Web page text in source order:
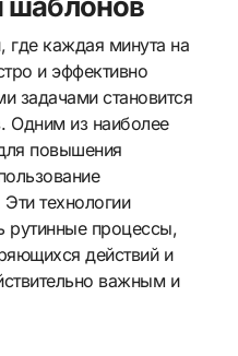
и эффективно
задачами становится
Одним из наиболее
повышения
технологии
рутинные процессы,
действий и
важным и